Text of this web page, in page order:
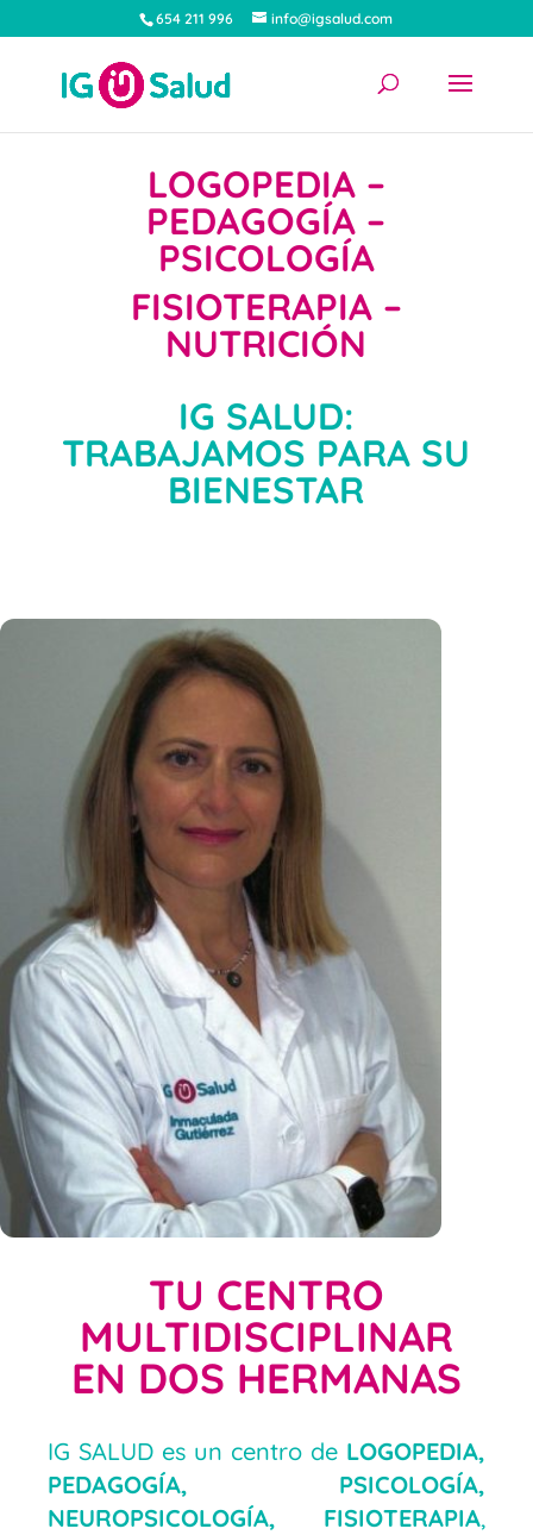
654 211 996 info@igsalud.com
LOGOPEDIA –
PEDAGOGÍA –
PSICOLOGÍA
FISIOTERAPIA –
NUTRICIÓN
IG SALUD:
TRABAJAMOS PARA SU
BIENESTAR
TU CENTRO
MULTIDISCIPLINAR
EN DOS HERMANAS
IG SALUD es un centro de LOGOPEDIA,
PEDAGOGÍA, PSICOLOGÍA,
NEUROPSICOLOGÍA, FISIOTERAPIA,